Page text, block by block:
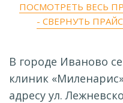
ПОСМОТРЕТЬ ВЕСЬ
- СВЕРНУТЬ
В городе Иваново
клиник
адресу ул.